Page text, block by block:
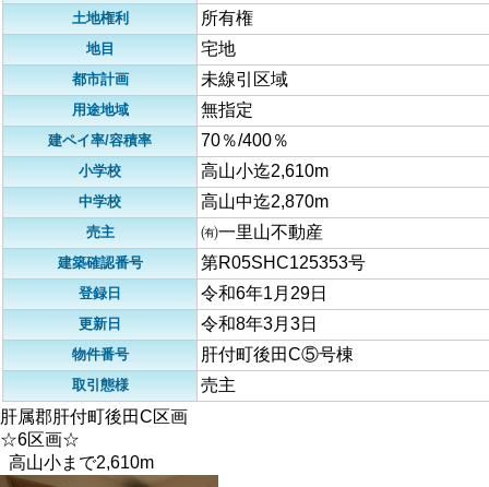
土地権利 所有権
地目 宅地
都市計画 未線引区域
用途地域 無指定
建ペイ率/容積率 70％/400％
小学校 高山小迄2,610m
中学校 高山中迄2,870m
売主 ㈲一里山不動産
建築確認番号 第R05SHC125353号
登録日 令和6年1月29日
更新日 令和8年3月3日
物件番号 肝付町後田C⑤号棟
取引態様
売主
肝属郡肝付町後田C区画
☆6区画☆
高山小まで2,610m